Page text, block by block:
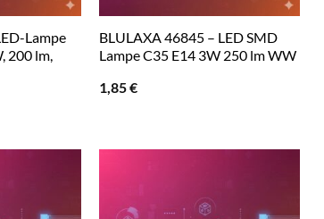
Lampe
200 lm,
BLULAXA 46845 – LED SMD
Lampe C35 E14 3W 250 lm WW
1,85€